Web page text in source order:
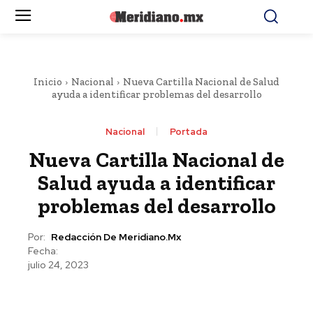
Inicio Nacional
Nueva Cartilla Nacional de Salud
ayuda a identificar problemas del desarrollo
Nacional Portada
Nueva Cartilla Nacional de
Salud ayuda a identificar
problemas del desarrollo
Por: Redacción De Meridiano.mx
Fecha:
julio 24, 2023